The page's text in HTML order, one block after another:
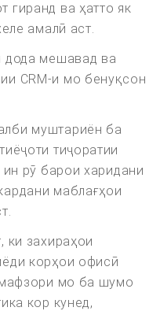
гиранд ва ҳатто як
амалӣ аст.
дода мешавад ва
CRM-и мо бенуқсон
муштариён ба
тиҷоратии
рӯ барои харидани
маблағҳои
ки захираҳои
корҳои офисӣ
мо ба шумо
кор кунед,